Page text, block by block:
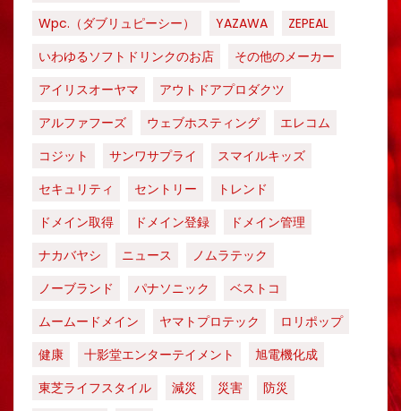
Wpc.（ダブリュピーシー）
YAZAWA
ZEPEAL
いわゆるソフトドリンクのお店
その他のメーカー
アイリスオーヤマ
アウトドアプロダクツ
アルファフーズ
ウェブホスティング
エレコム
コジット
サンワサプライ
スマイルキッズ
セキュリティ
セントリー
トレンド
ドメイン取得
ドメイン登録
ドメイン管理
ナカバヤシ
ニュース
ノムラテック
ノーブランド
パナソニック
ベストコ
ムームードメイン
ヤマトプロテック
ロリポップ
健康
十影堂エンターテイメント
旭電機化成
東芝ライフスタイル
減災 災害
防災